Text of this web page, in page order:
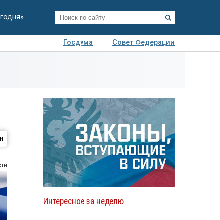
Госдума
Совет Федерации
Интересное за неделю